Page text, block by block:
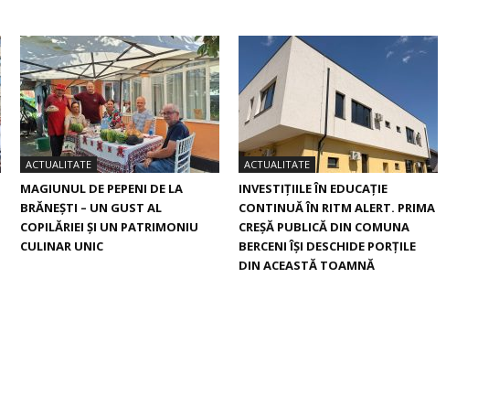
ACTUALITATE
MAGIUNUL DE PEPENI DE LA
BRĂNEŞTI – UN GUST AL
COPILĂRIEI ŞI UN PATRIMONIU
CULINAR UNIC
ACTUALITATE
INVESTIȚIILE ÎN EDUCAȚIE
CONTINUĂ ÎN RITM ALERT. PRIMA
CREŞĂ PUBLICĂ DIN COMUNA
BERCENI ÎŞI DESCHIDE PORŢILE
DIN ACEASTĂ TOAMNĂ